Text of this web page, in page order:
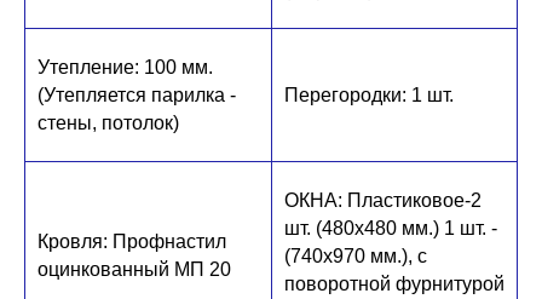
Утепление: 100 мм.
(Утепляется парилка -
стены, потолок)
Перегородки: 1 шт.
Кровля: Профнастил
оцинкованный МП 20
ОКНА: Пластиковое-2
шт. (480х480 мм.) 1 шт. -
(740х970 мм.), с
поворотной фурнитурой